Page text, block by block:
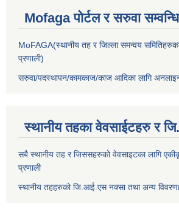
Mofaga पोर्टल र सरुवा सम्वन्धि
MoFAGA(स्थानीय तह र जिल्ला समन्वय
प्रणाली)
सरुवा/पदस्थापन/कामकाज/काज आदिका लागि
स्थानीय तहका वेवसाईटहरु र
सबै स्थानीय तह र जिससहरुको वेवसाइटका लागि
प्रणाली
स्थानीय तहहरुको जि.आई.एस नक्सा तथा अन्य